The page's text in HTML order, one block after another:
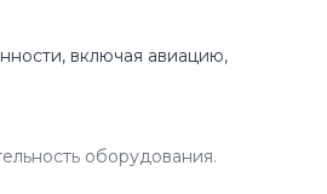
включая авиацию,
оборудования.